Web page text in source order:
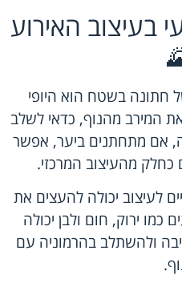
בעיצוב האירוע
חתונה בשטח הוא היופי
המירב מהנוף, כדאי לשלב
אם מתחתנים ביער, אפשר
מהעיצוב המרכזי.
לעיצוב יכולה להעצים את
ירוק, חום ולבן יכולה
ולהשתלב בהרמוניה עם